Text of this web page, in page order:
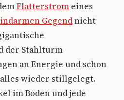
Flatterstrom eines
Gegendnicht
der Stahlturm
an Energie und schon
wieder stillgelegt.
im Boden und jede